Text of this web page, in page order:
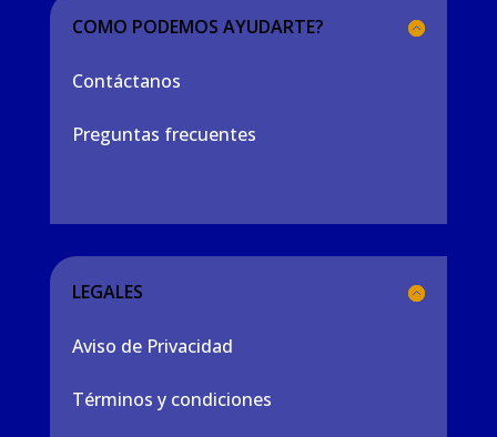
COMO PODEMOS AYUDARTE?
Contáctanos
Preguntas frecuentes
LEGALES
Aviso de Privacidad
Términos y condiciones